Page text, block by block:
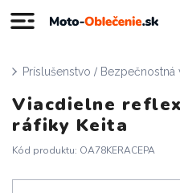
Príslušenstvo / Bezpečnostná
Viacdielne
ráfiky Keita
Kód produktu: OA78KERACEPA